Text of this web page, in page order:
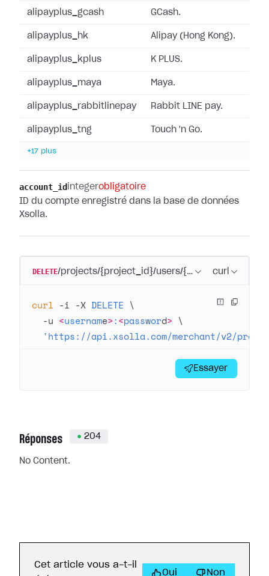
alipayplus_gcash GCash.
alipayplus_hk Alipay (Hong Kong).
alipayplus_kplus K PLUS.
alipayplus_maya Maya.
alipayplus_rabbitlinepay Rabbit LINE pay.
alipayplus_tng Touch 'n Go.
+17 plus
account_id integerobligatoire
ID du compte enregistré dans la base de données
Xsolla.
DELETE/projects/{project_id}/users/{user_id}/
curl
curl -i -X DELETE \
  -u
<username>:<password> \
'https://api.xsolla.com/merchant/v2/
Essayer
Réponses 204
No Content.
Cet article vous a-t-il
Oui
Non